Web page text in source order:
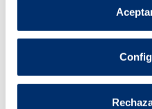
Puedes consultar más
eficiencia y facilidad
uso de la
exponencialmente
decisiones a la hora
espacios y las